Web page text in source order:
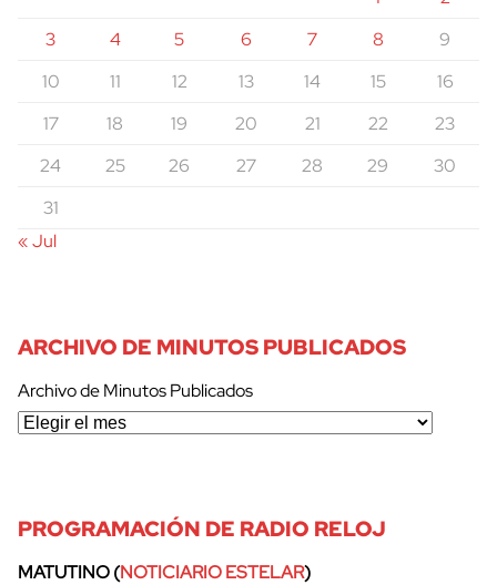
3
4 5 6 7 8
9
10
11 12 13 14 15
16
17
18 19 20 21 22
23
24
25 26 27 28 29
30
31
« Jul
ARCHIVO DE MINUTOS PUBLICADOS
Archivo de Minutos Publicados
PROGRAMACIÓN DE RADIO RELOJ
MATUTINO (NOTICIARIO ESTELAR)